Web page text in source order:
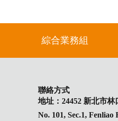
綜合業務組
聯絡方式
地址：24452 新北市
No. 101, Sec.1,